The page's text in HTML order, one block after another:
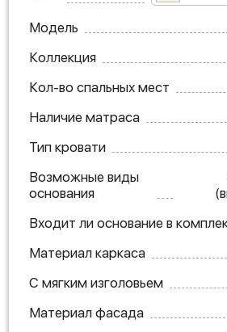
Модель
Коллекция
Кол-во спальных мест
Наличие матраса
Тип кровати
Возможные виды
основания
Входит ли основание в
Материал каркаса
С мягким изголовьем
Материал фасада